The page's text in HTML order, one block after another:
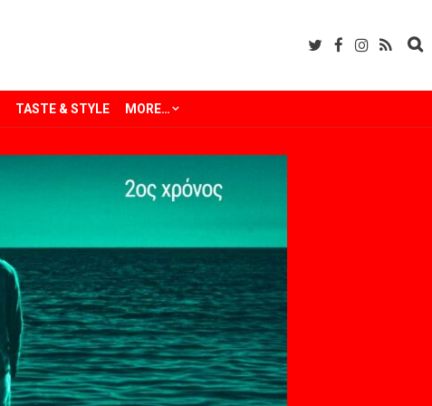
TASTE & STYLE MORE…